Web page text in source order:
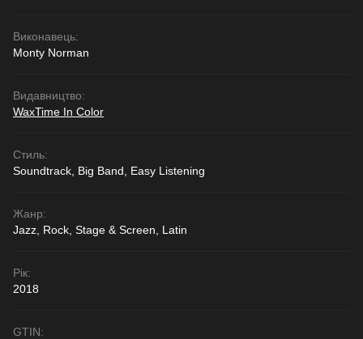
Виконавець:
Monty Norman
Видавництво:
WaxTime In Color
Стиль:
Soundtrack, Big Band, Easy Listening
Жанр:
Jazz, Rock, Stage & Screen, Latin
Рік:
2018
GTIN: